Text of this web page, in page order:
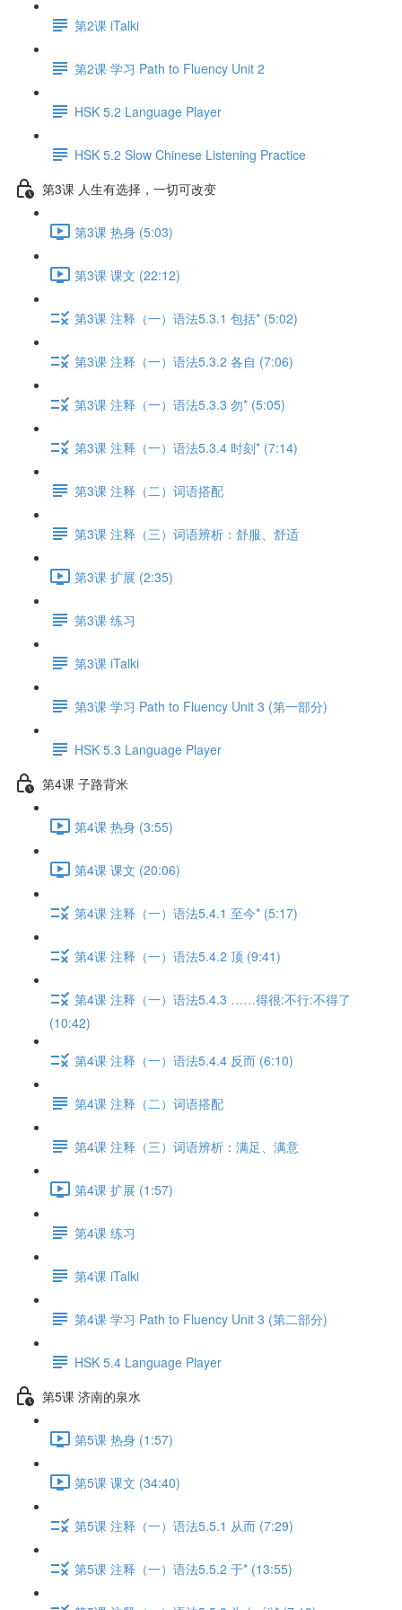
第2课 iTalki
第2课 学习 Path to Fluency Unit 2
HSK 5.2 Language Player
HSK 5.2 Slow Chinese Listening Practice
第3课 人生有选择，一切可改变
第3课 热身 (5:03)
第3课 课文 (22:12)
第3课 注释（一）语法5.3.1 包括* (5:02)
第3课 注释（一）语法5.3.2 各自 (7:06)
第3课 注释（一）语法5.3.3 勿* (5:05)
第3课 注释（一）语法5.3.4 时刻* (7:14)
第3课 注释（二）词语搭配
第3课 注释（三）词语辨析：舒服、舒适
第3课 扩展 (2:35)
第3课 练习
第3课 iTalki
第3课 学习 Path to Fluency Unit 3 (第一部分)
HSK 5.3 Language Player
第4课 子路背米
第4课 热身 (3:55)
第4课 课文 (20:06)
第4课 注释（一）语法5.4.1 至今* (5:17)
第4课 注释（一）语法5.4.2 顶 (9:41)
第4课 注释（一）语法5.4.3 ……得很:不行:不得了
(10:42)
第4课 注释（一）语法5.4.4 反而 (6:10)
第4课 注释（二）词语搭配
第4课 注释（三）词语辨析：满足、满意
第4课 扩展 (1:57)
第4课 练习
第4课 iTalki
第4课 学习 Path to Fluency Unit 3 (第二部分)
HSK 5.4 Language Player
第5课 济南的泉水
第5课 热身 (1:57)
第5课 课文 (34:40)
第5课 注释（一）语法5.5.1 从而 (7:29)
第5课 注释（一）语法5.5.2 于* (13:55)